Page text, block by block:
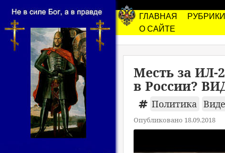
ГЛАВНАЯ
РУБРИКИ
О САЙТЕ
Месть за ИЛ-
в России?
Политика
Опубликовано 18.09.2018